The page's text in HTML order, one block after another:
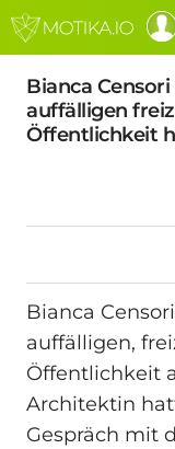
Bianca
auffälligen
Öffentlichkeit
Bianca
auffälligen,
Öffentlichkeit
Architektin
Gespräch mit